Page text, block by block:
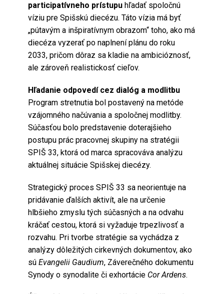
participatívneho prístupu hľadať spoločnú
víziu pre Spišskú diecézu. Táto vízia má byť
„pútavým a inšpiratívnym obrazom“ toho, ako má
diecéza vyzerať po naplnení plánu do roku
2033, pričom dôraz sa kladie na ambicióznosť,
ale zároveň realistickosť cieľov.
Hľadanie odpovedí cez dialóg a modlitbu
Program stretnutia bol postavený na metóde
vzájomného načúvania a spoločnej modlitby.
Súčasťou bolo predstavenie doterajšieho
postupu prác pracovnej skupiny na stratégii
SPIŠ 33, ktorá od marca spracováva analýzu
aktuálnej situácie Spišskej diecézy.
Strategický proces SPIŠ 33 sa neorientuje na
pridávanie ďalších aktivít, ale na určenie
hlbšieho zmyslu tých súčasných a na odvahu
kráčať cestou, ktorá si vyžaduje trpezlivosť a
rozvahu. Pri tvorbe stratégie sa vychádza z
analýzy dôležitých cirkevných dokumentov, ako
sú Evangelii Gaudium, Záverečného dokumentu
Synody o synodalite či exhortácie Cor Ardens.